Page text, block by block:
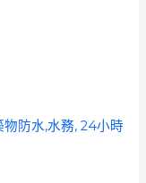
防水,水務, 24小時